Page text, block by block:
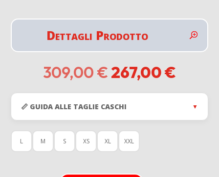
Dettagli Prodotto
309,00 € Il
prezzo
originale
era:
309,00 €.
267,00€
📏 GUIDA ALLE TAGLIE CASCHI ▼
L M S XS XL XXL